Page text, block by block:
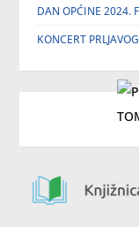
DAN OPĆINE 2024.
KONCERT